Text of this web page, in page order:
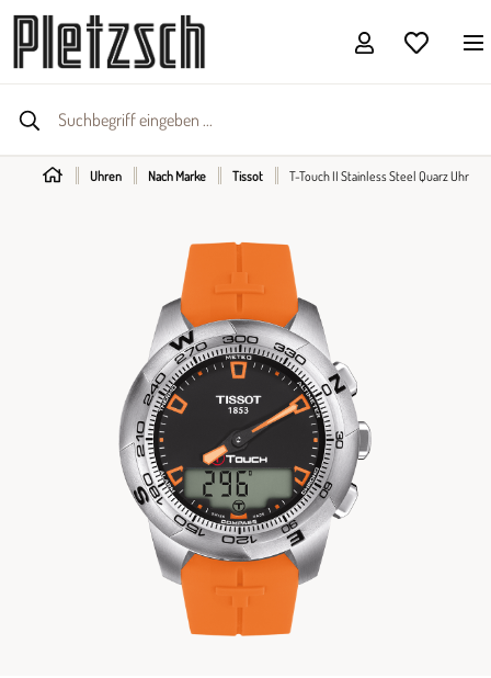
Uhren Nach Marke Tissot T-Touch II Stainless Steel Quarz Uhr